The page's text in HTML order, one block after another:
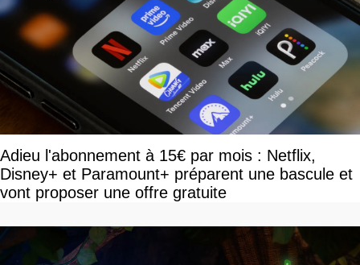
Adieu l'abonnement à 15€ par mois : Netflix,
Disney+ et Paramount+ préparent une bascule et
vont proposer une offre gratuite